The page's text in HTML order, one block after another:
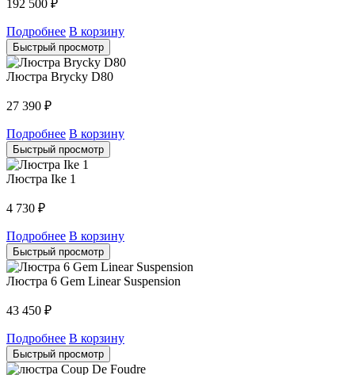
192 500 ₽
Подробнее В корзину
Быстрый просмотр
Люстра Brycky D80
27 390 ₽
Подробнее В корзину
Быстрый просмотр
Люстра Ike 1
4 730 ₽
Подробнее В корзину
Быстрый просмотр
Люстра 6 Gem Linear Suspension
43 450 ₽
Подробнее В корзину
Быстрый просмотр